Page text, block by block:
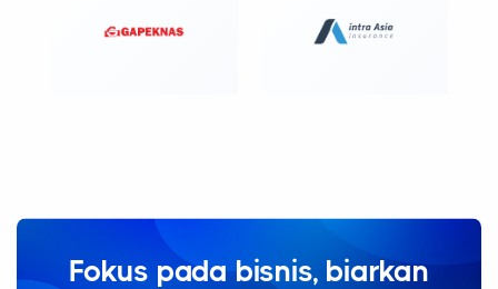
Fokus pada bisnis, biarkan